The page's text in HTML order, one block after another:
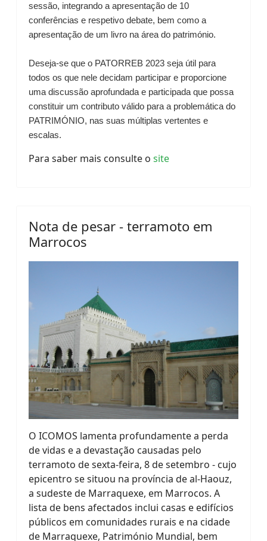
sessão, integrando a apresentação de 10
conferências e respetivo debate, bem como a
apresentação de um livro na área do património.
Deseja-se que o PATORREB 2023 seja útil para
todos os que nele decidam participar e proporcione
uma discussão aprofundada e participada que possa
constituir um contributo válido para a problemática do
PATRIMÓNIO, nas suas múltiplas vertentes e
escalas.
Para saber mais consulte o site
Nota de pesar - terramoto em
Marrocos
O ICOMOS lamenta profundamente a perda
de vidas e a devastação causadas pelo
terramoto de sexta-feira, 8 de setembro - cujo
epicentro se situou na província de al-Haouz,
a sudeste de Marraquexe, em Marrocos. A
lista de bens afectados inclui casas e edifícios
públicos em comunidades rurais e na cidade
de Marraquexe, Património Mundial, bem